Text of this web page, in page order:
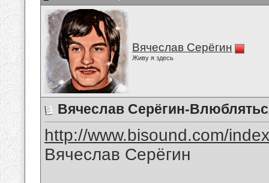
Вячеслав Серёгин
Живу я здесь
Вячеслав Серёгин-
http://www.bisound.com/
Вячеслав Серёгин